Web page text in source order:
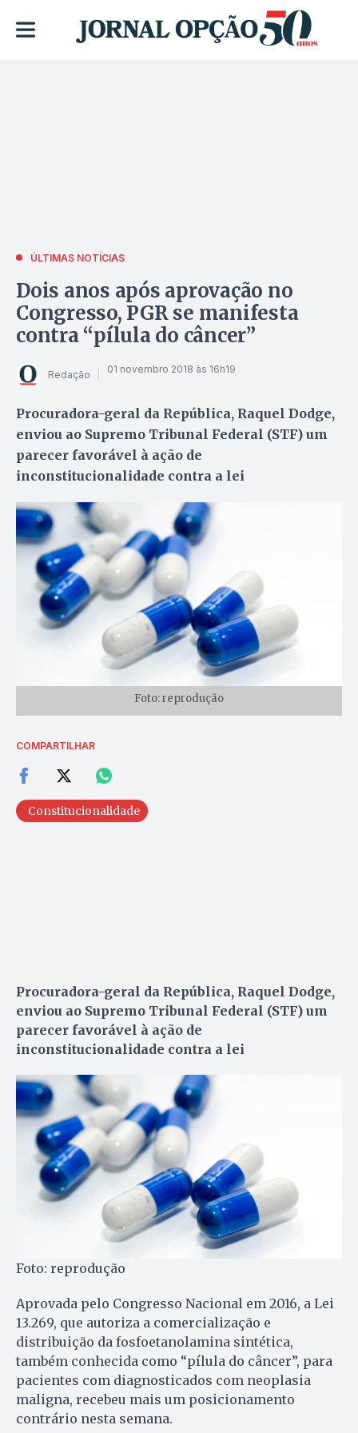
ÚLTIMAS NOTÍCIAS
Dois anos após aprovação no
Congresso, PGR se manifesta
contra “pílula do câncer”
Redação 01 novembro 2018 às 16h19
Procuradora-geral da República, Raquel Dodge,
enviou ao Supremo Tribunal Federal (STF) um
parecer favorável à ação de
inconstitucionalidade contra a lei
Foto: reprodução
COMPARTILHAR
Constitucionalidade
Procuradora-geral da República, Raquel Dodge,
enviou ao Supremo Tribunal Federal (STF) um
parecer favorável à ação de
inconstitucionalidade contra a lei
Foto: reprodução
Aprovada pelo Congresso Nacional em 2016, a Lei
13.269, que autoriza a comercialização e
distribuição da fosfoetanolamina sintética,
também conhecida como “pílula do câncer”, para
pacientes com diagnosticados com neoplasia
maligna, recebeu mais um posicionamento
contrário nesta semana.